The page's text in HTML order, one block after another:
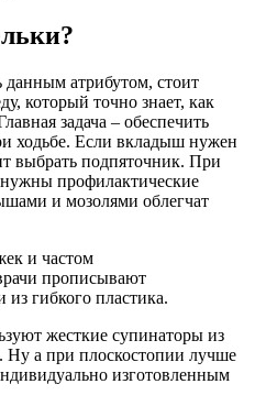
данным атрибутом, стоит
который точно знает, как
задача – обеспечить
ходьбе. Если вкладыш нужен
выбрать подпяточник. При
профилактические
и мозолями облегчат
и частом
прописывают
гибкого пластика.
жесткие супинаторы из
Ну а при плоскостопии лучше
изготовленным